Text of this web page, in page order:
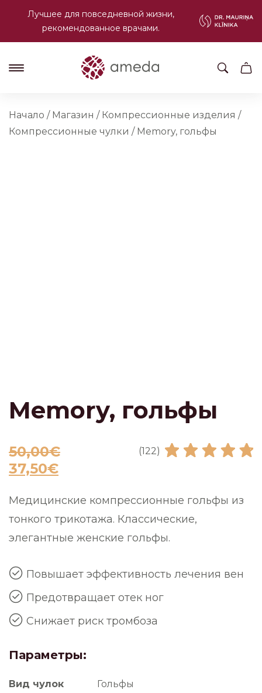
Лучшее для повседневной жизни,
рекомендованное врачами.
Начало / Магазин / Компрессионные изделия /
Компрессионные чулки / Memory, гольфы
Memory, гольфы
(122)
50,00€
37,50€
Медицинские компрессионные гольфы из
тонкого трикотажа. Классические,
элегантные женские гольфы.
Повышает эффективность лечения вен
Предотвращает отек ног
Снижает риск тромбоза
Параметры:
Вид чулок Гольфы